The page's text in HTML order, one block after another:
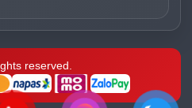
reserved.